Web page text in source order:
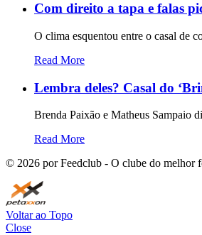
Com direito a tapa e falas
O clima esquentou entre o casal de
Read More
Lembra deles? Casal do
Brenda Paixão e Matheus Sampaio
Read More
© 2026 por Feedclub - O clube do melhor
Voltar ao Topo
Close